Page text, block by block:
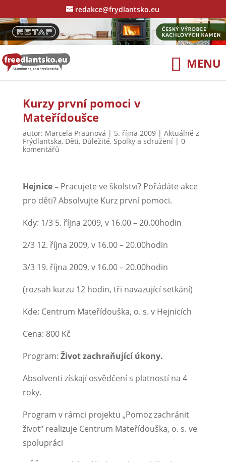
redakce@frydlantsko.eu
Kurzy první pomoci v
Mateřídoušce
autor: Marcela Praunová | 5. října 2009| Aktuálně z
Frýdlantska, Děti, Důležité, Spolky a sdružení| 0
komentářů
Hejnice –Pracujete ve školství? Pořádáte akce
pro děti? Absolvujte Kurz první pomoci.
Kdy: 1/3 5. října 2009, v 16.00 – 20.00hodin
2/3 12. října 2009, v 16.00 – 20.00hodin
3/3 19. října 2009, v 16.00 – 20.00hodin
(rozsah kurzu 12 hodin, tři navazující setkání)
Kde: Centrum Mateřídouška, o. s. v Hejnicích
Cena: 800 Kč
Program: Život zachraňující úkony.
Absolventi získají osvědčení s platností na 4
roky.
Program v rámci projektu „Pomoz zachránit
život“ realizuje Centrum Mateřídouška, o. s. ve
spolupráci